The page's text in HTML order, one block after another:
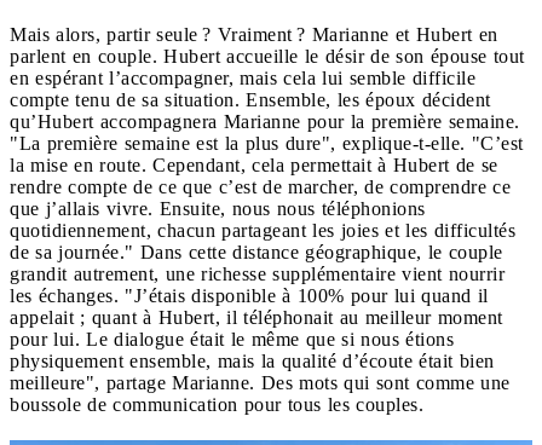
Mais alors, partir seule ? Vraiment ? Marianne et Hubert en
parlent en couple. Hubert accueille le désir de son épouse tout
en espérant l’accompagner, mais cela lui semble difficile
compte tenu de sa situation. Ensemble, les époux décident
qu’Hubert accompagnera Marianne pour la première semaine.
"La première semaine est la plus dure", explique-t-elle. "C’est
la mise en route. Cependant, cela permettait à Hubert de se
rendre compte de ce que c’est de marcher, de comprendre ce
que j’allais vivre. Ensuite, nous nous téléphonions
quotidiennement, chacun partageant les joies et les difficultés
de sa journée." Dans cette distance géographique, le couple
grandit autrement, une richesse supplémentaire vient nourrir
les échanges. "J’étais disponible à 100% pour lui quand il
appelait ; quant à Hubert, il téléphonait au meilleur moment
pour lui. Le dialogue était le même que si nous étions
physiquement ensemble, mais la qualité d’écoute était bien
meilleure", partage Marianne. Des mots qui sont comme une
boussole de communication pour tous les couples.